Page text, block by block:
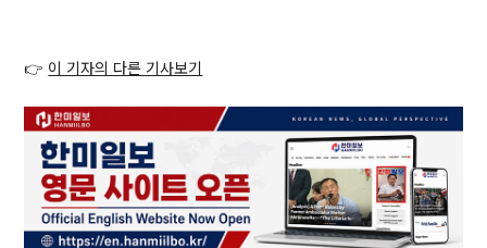
👉 이 기자의 다른 기사보기